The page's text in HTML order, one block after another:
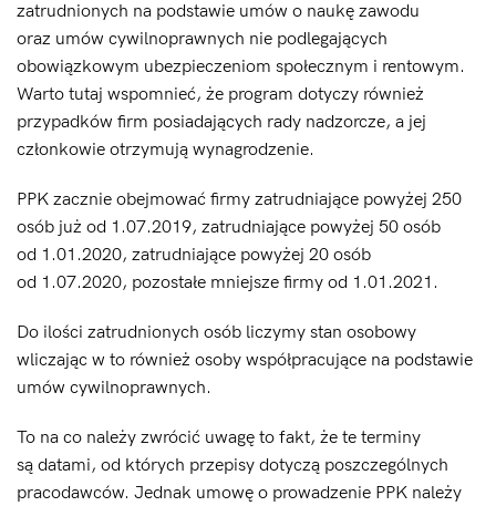
zatrudnionych na podstawie umów o naukę zawodu
oraz umów cywilnoprawnych nie podlegających
obowiązkowym ubezpieczeniom społecznym i rentowym.
Warto tutaj wspomnieć, że program dotyczy również
przypadków firm posiadających rady nadzorcze, a jej
członkowie otrzymują wynagrodzenie.
PPK zacznie obejmować firmy zatrudniające powyżej 250
osób już od 1.07.2019, zatrudniające powyżej 50 osób
od 1.01.2020, zatrudniające powyżej 20 osób
od 1.07.2020, pozostałe mniejsze firmy od 1.01.2021.
Do ilości zatrudnionych osób liczymy stan osobowy
wliczając w to również osoby współpracujące na podstawie
umów cywilnoprawnych.
To na co należy zwrócić uwagę to fakt, że te terminy
są datami, od których przepisy dotyczą poszczególnych
pracodawców. Jednak umowę o prowadzenie PPK należy